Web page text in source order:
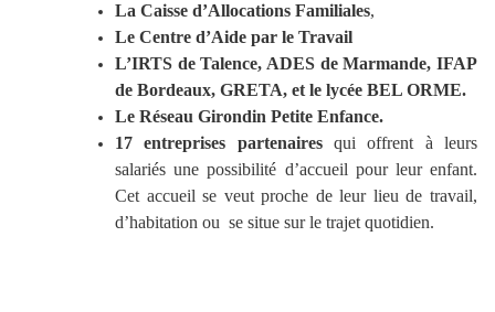
La Caisse d’Allocations Familiales,
Le Centre d’Aide par le Travail
L’IRTS de Talence, ADES de Marmande, IFAP
de Bordeaux, GRETA, et le lycée BEL ORME.
Le Réseau Girondin Petite Enfance.
17 entreprises partenairesqui offrent à leurs
salariés une possibilité d’accueil pour leur enfant.
Cet accueil se veut proche de leur lieu de travail,
d’habitation ou se situe sur le trajet quotidien.